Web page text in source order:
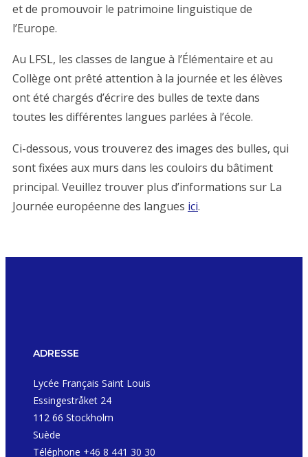
et de promouvoir le patrimoine linguistique de
l’Europe.
Au LFSL, les classes de langue à l’Élémentaire et au
Collège ont prêté attention à la journée et les élèves
ont été chargés d’écrire des bulles de texte dans
toutes les différentes langues parlées à l’école.
Ci-dessous, vous trouverez des images des bulles, qui
sont fixées aux murs dans les couloirs du bâtiment
principal. Veuillez trouver plus d’informations sur La
Journée européenne des langues ici.
ADRESSE
Lycée Français Saint Louis
Essingestråket 24
112 66 Stockholm
Suède
Téléphone +46 8 441 30 30